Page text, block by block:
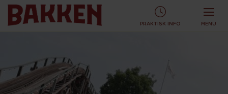
PRAKTISK INFO MENU